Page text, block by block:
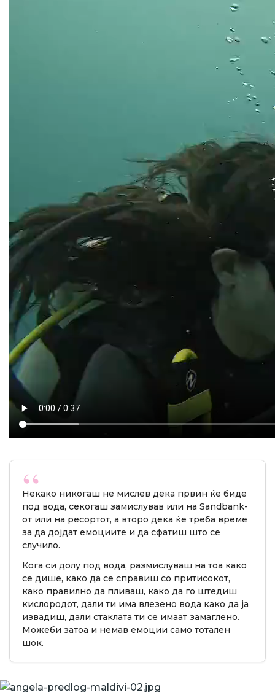
Некако никогаш не мислев дека првин ќе биде
под вода, секогаш замислував или на Sandbank-
от или на ресортот, а второ дека ќе треба време
за да дојдат емоциите и да сфатиш што се
случило.
Кога си долу под вода, размислуваш на тоа како
се дише, како да се справиш со притисокот,
како правилно да пливаш, како да го штедиш
кислородот, дали ти има влезено вода како да ја
извадиш, дали стаклата ти се имаат замаглено.
Можеби затоа и немав емоции само тотален
шок.